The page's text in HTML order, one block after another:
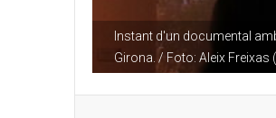
Instant d'un documental
Girona. / Foto: Aleix Freixas